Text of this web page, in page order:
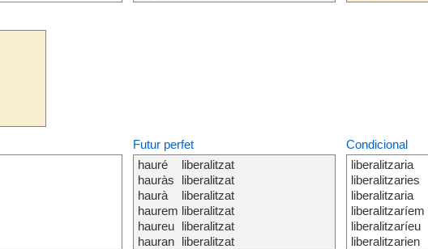
Futur perfet
hauré
hauràs
haurà
haurem
haureu
hauran
liberalitzat
liberalitzat
liberalitzat
liberalitzat
liberalitzat
liberalitzat
Condicional
liberalitzaria
liberalitzaries
liberalitzaria
liberalitzaríem
liberalitzaríeu
liberalitzarien